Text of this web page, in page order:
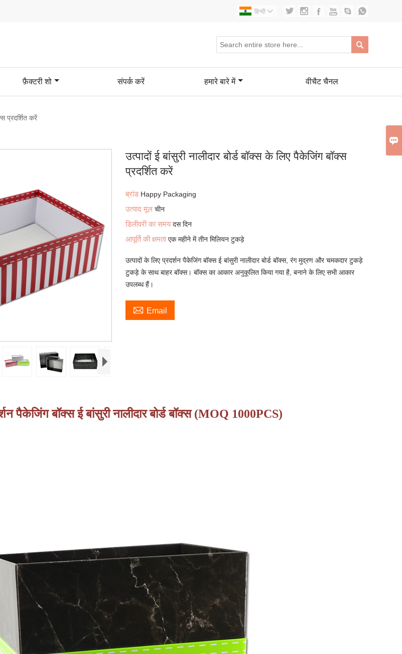

     
हिन्दी 

फ़ैक्टरी शो संपर्क करें हमारे बारे में वीचैट चैनल
प्रदर्शित करें
उत्पादों ई बांसुरी नालीदार बोर्ड बॉक्स के लिए पैकेजिंग बॉक्स
प्रदर्शित करें
ब्रांड Happy Packaging
उत्पाद मूलचीन
डिलीवरी का समयदस दिन
आपूर्ति की क्षमताएक महीने में तीन मिलियन टुकड़े
उत्पादों के लिए प्रदर्शन पैकेजिंग बॉक्स ई बांसुरी नालीदार बोर्ड बॉक्स, रंग मुद्रण और चमकदार टुकड़े
टुकड़े के साथ बाहर बॉक्स। बॉक्स का आकार अनुकूलित किया गया है, बनाने के लिए सभी आकार
उपलब्ध हैं।
 Email
पैकेजिंग बॉक्स ई बांसुरी नालीदार बोर्ड बॉक्स (MOQ 1000PCS)